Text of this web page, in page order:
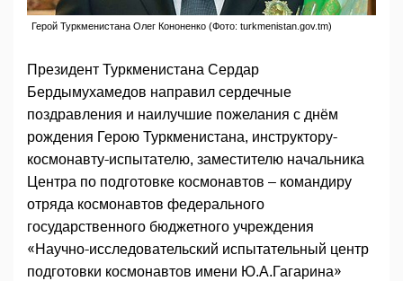
Герой Туркменистана Олег Кононенко (Фото: turkmenistan.gov.tm)
Президент Туркменистана Сердар
Бердымухамедов направил сердечные
поздравления и наилучшие пожелания с днём
рождения Герою Туркменистана, инструктору-
космонавту-испытателю, заместителю начальника
Центра по подготовке космонавтов – командиру
отряда космонавтов федерального
государственного бюджетного учреждения
«Научно-исследовательский испытательный центр
подготовки космонавтов имени Ю.А.Гагарина»